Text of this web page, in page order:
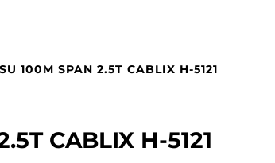
100M SPAN 2.5T CABLIX H-5121
CABLIX H-5121